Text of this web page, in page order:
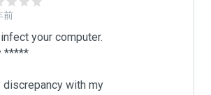
前
your computer.
*****
discrepancy with my